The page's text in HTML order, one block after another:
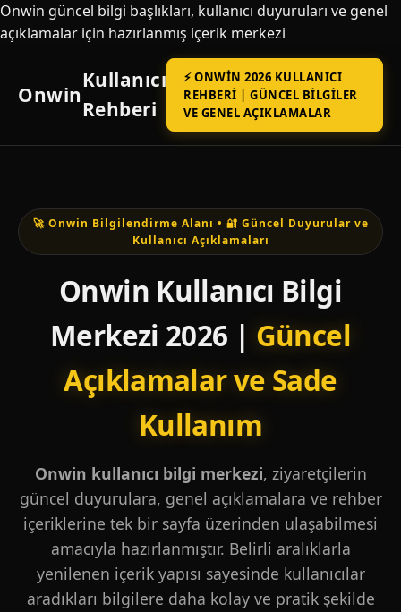
Onwin güncel bilgi başlıkları, kullanıcı duyuruları ve genel
açıklamalar için hazırlanmış içerik merkezi
Onwin
Kullanıcı
Rehberi
⚡ ONWIN 2026 KULLANICI
REHBERI | GÜNCEL BILGILER
VE GENEL AÇIKLAMALAR
🚀 Onwin Bilgilendirme Alanı • 🔐 Güncel Duyurular ve
Kullanıcı Açıklamaları
Onwin Kullanıcı Bilgi
Merkezi 2026 | Güncel
Açıklamalar ve Sade
Kullanım
Onwin kullanıcı bilgi merkezi, ziyaretçilerin
güncel duyurulara, genel açıklamalara ve rehber
içeriklerine tek bir sayfa üzerinden ulaşabilmesi
amacıyla hazırlanmıştır. Belirli aralıklarla
yenilenen içerik yapısı sayesinde kullanıcılar
aradıkları bilgilere daha kolay ve pratik şekilde